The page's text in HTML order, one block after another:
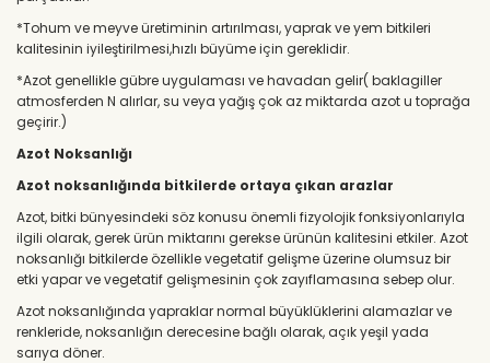
*Tohum ve meyve üretiminin artırılması, yaprak ve yem bitkileri
kalitesinin iyileştirilmesi,hızlı büyüme için gereklidir.
*Azot genellikle gübre uygulaması ve havadan gelir( baklagiller
atmosferden N alırlar, su veya yağış çok az miktarda azot u toprağa
geçirir.)
Azot Noksanlığı
Azot noksanlığında bitkilerde ortaya çıkan arazlar
Azot, bitki bünyesindeki söz konusu önemli fizyolojik fonksiyonlarıyla
ilgili olarak, gerek ürün miktarını gerekse ürünün kalitesini etkiler. Azot
noksanlığı bitkilerde özellikle vegetatif gelişme üzerine olumsuz bir
etki yapar ve vegetatif gelişmesinin çok zayıflamasına sebep olur.
Azot noksanlığında yapraklar normal büyüklüklerini alamazlar ve
renkleride, noksanlığın derecesine bağlı olarak, açık yeşil yada
sarıya döner.